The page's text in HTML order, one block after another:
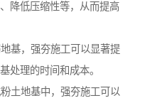
降低压缩性等，从而提高
基，强夯施工可以显著提
处理的时间和成本。
土地基中，强夯施工可以